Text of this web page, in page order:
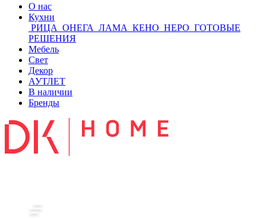
О нас
Кухни
РИЦА ОНЕГА ЛАМА КЕНО НЕРО ГОТОВЫЕ
РЕШЕНИЯ
Мебель
Свет
Декор
АУТЛЕТ
В наличии
Бренды